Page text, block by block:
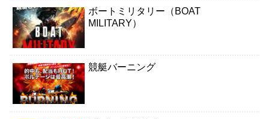
ボートミリタリー（BOAT
MILITARY）
競艇バーニング